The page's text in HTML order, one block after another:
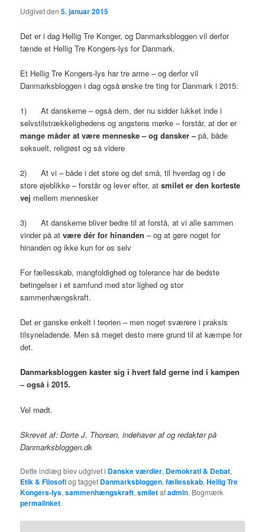
Udgivet den5. januar 2015
Det er i dag Hellig Tre Konger, og Danmarksbloggen vil derfor
tænde et Hellig Tre Kongers-lys for Danmark.
Et Hellig Tre Kongers-lys har tre arme – og derfor vil
Danmarksbloggen i dag også ønske tre ting for Danmark i 2015:
1) At danskerne – også dem, der nu sidder lukket inde i
selvstilstrækkelighedens og angstens mørke – forstår, at der er
mange måder at være menneske – og dansker –på, både
seksuelt, religiøst og så videre
2) At vi – både i det store og det små, til hverdag og i de
store øjeblikke – forstår og lever efter, atsmilet er den korteste
vej mellem mennesker
3) At danskerne bliver bedre til at forstå, at vi alle sammen
vinder på atvære dér for hinanden – og at gøre noget for
hinanden og ikke kun for os selv
For fællesskab, mangfoldighed og tolerance har de bedste
betingelser i et samfund med stor lighed og stor
sammenhængskraft.
Det er ganske enkelt i teorien – men noget sværere i praksis
tilsyneladende. Men så meget desto mere grund til at kæmpe for
det.
Danmarksbloggen kaster sig i hvert fald gerne ind i kampen
– også i 2015.
Vel mødt.
Skrevet af: Dorte J. Thorsen, indehaver af og redaktør på
Danmarksbloggen.dk
Dette indlæg blev udgivet i Danske værdier, Demokrati & Debat,
Etik & Filosofiog tagget Danmarksbloggen,fællesskab,Hellig Tre
Kongers-lys,sammenhængskraft,smiletafadmin. Bogmærk
permalinket.